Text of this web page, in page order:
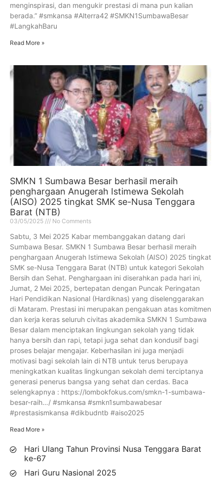
menginspirasi, dan mengukir prestasi di mana pun kalian
berada.” #smkansa #Alterra42 #SMKN1SumbawaBesar
#LangkahBaru
Read More »
SMKN 1 Sumbawa Besar berhasil meraih
penghargaan Anugerah Istimewa Sekolah
(AISO) 2025 tingkat SMK se-Nusa Tenggara
Barat (NTB)
03/05/2025 No Comments
Sabtu, 3 Mei 2025 Kabar membanggakan datang dari
Sumbawa Besar. SMKN 1 Sumbawa Besar berhasil meraih
penghargaan Anugerah Istimewa Sekolah (AISO) 2025 tingkat
SMK se-Nusa Tenggara Barat (NTB) untuk kategori Sekolah
Bersih dan Sehat. Penghargaan ini diserahkan pada hari ini,
Jumat, 2 Mei 2025, bertepatan dengan Puncak Peringatan
Hari Pendidikan Nasional (Hardiknas) yang diselenggarakan
di Mataram. Prestasi ini merupakan pengakuan atas komitmen
dan kerja keras seluruh civitas akademika SMKN 1 Sumbawa
Besar dalam menciptakan lingkungan sekolah yang tidak
hanya bersih dan rapi, tetapi juga sehat dan kondusif bagi
proses belajar mengajar. Keberhasilan ini juga menjadi
motivasi bagi sekolah lain di NTB untuk terus berupaya
meningkatkan kualitas lingkungan sekolah demi terciptanya
generasi penerus bangsa yang sehat dan cerdas. Baca
selengkapnya : https://lombokfokus.com/smkn-1-sumbawa-
besar-raih…/ #smkansa #smkn1sumbawabesar
#prestasismkansa #dikbudntb #aiso2025
Read More »
Hari Ulang Tahun Provinsi Nusa Tenggara Barat
ke-67
Hari Guru Nasional 2025